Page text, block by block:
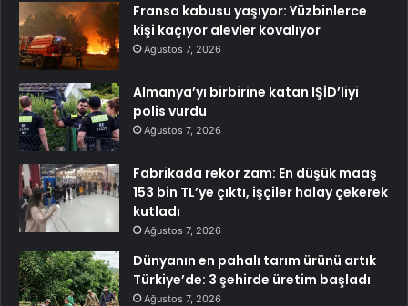
Fransa kabusu yaşıyor: Yüzbinlerce
kişi kaçıyor alevler kovalıyor
Ağustos 7, 2026
Almanya’yı birbirine katan IŞİD’liyi
polis vurdu
Ağustos 7, 2026
Fabrikada rekor zam: En düşük maaş
153 bin TL’ye çıktı, işçiler halay çekerek
kutladı
Ağustos 7, 2026
Dünyanın en pahalı tarım ürünü artık
Türkiye’de: 3 şehirde üretim başladı
Ağustos 7, 2026